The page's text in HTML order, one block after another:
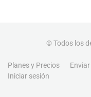
© Todos los
Planes y Precios
Iniciar sesión